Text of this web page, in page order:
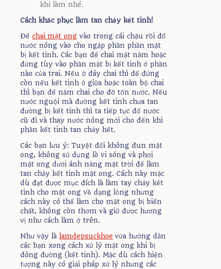
khi làm nhé.
Cách khắc phục làm tan chảy kết tinh!
Để chai mật ong vào trong cái chậu rồi đổ
nước nóng vào cho ngập phần phần mật
bị kết tinh. Các bạn để chai mật nằm hoặc
đứng tùy vào phần mật bị kết tinh ở phần
nào của trai. Nếu ở đáy chai thì để đứng
còn nếu kết tinh ở giữa hoặc toàn bộ chai
thì bạn để nằm chai cho đỡ tốn nước. Nếu
nước nguội mà đường kết tinh chưa tan
đường bị kết tinh thì ta tiếp tục đổ nước
cũ đi và thay nước nóng mới cho đến khi
phần kết tinh tan chảy hết.
Các bạn lưu ý: Tuyệt đối không đun mật
ong, không sử dụng lò vi sóng và phơi
mật ong dưới ánh nắng mặt trời để làm
tan chảy kết tinh mật ong. Cách này mặc
dù đạt được mục đích là làm tay chảy kết
tinh cho mật ong về dạng lỏng nhưng
cách này có thể làm cho mật ong bị biến
chất, không còn thơm và giữ được hương
vị như cách làm ở trên.
Như vậy là lamdepsuckhoe vừa hướng dẫn
các bạn xong cách xử lý mật ong khi bị
đóng đường (kết tinh). Mặc dù cách hiện
tượng này có giải pháp xử lý nhưng các